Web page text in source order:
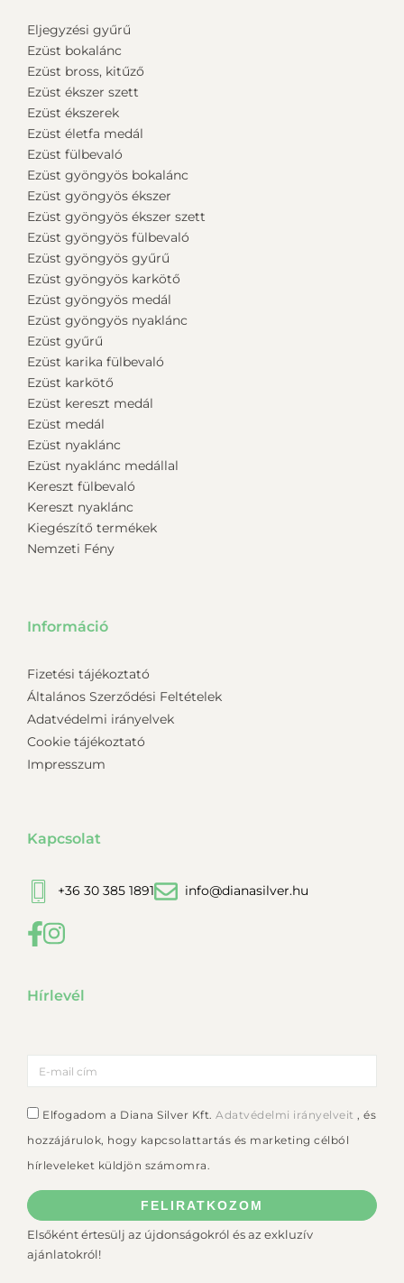
Eljegyzési gyűrű
Ezüst bokalánc
Ezüst bross, kitűző
Ezüst ékszer szett
Ezüst ékszerek
Ezüst életfa medál
Ezüst fülbevaló
Ezüst gyöngyös bokalánc
Ezüst gyöngyös ékszer
Ezüst gyöngyös ékszer szett
Ezüst gyöngyös fülbevaló
Ezüst gyöngyös gyűrű
Ezüst gyöngyös karkötő
Ezüst gyöngyös medál
Ezüst gyöngyös nyaklánc
Ezüst gyűrű
Ezüst karika fülbevaló
Ezüst karkötő
Ezüst kereszt medál
Ezüst medál
Ezüst nyaklánc
Ezüst nyaklánc medállal
Kereszt fülbevaló
Kereszt nyaklánc
Kiegészítő termékek
Nemzeti Fény
Információ
Fizetési tájékoztató
Általános Szerződési Feltételek
Adatvédelmi irányelvek
Cookie tájékoztató
Impresszum
Kapcsolat
+36 30 385 1891 info@dianasilver.hu
Hírlevél
Elfogadom a Diana Silver Kft. Adatvédelmi irányelveit , és
hozzájárulok, hogy kapcsolattartás és marketing célból
hírleveleket küldjön számomra.
FELIRATKOZOM
Elsőként értesülj az újdonságokról és az exkluzív
ajánlatokról!